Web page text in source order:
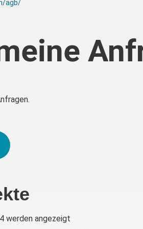
agb/
werden angezeigt